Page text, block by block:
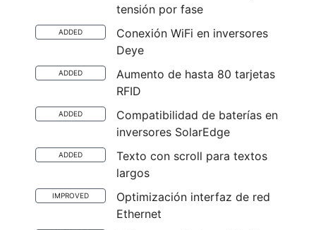
tensión por fase
ADDED
Conexión WiFi en inversores
Deye
ADDED
Aumento de hasta 80 tarjetas
RFID
ADDED
Compatibilidad de baterías en
inversores SolarEdge
ADDED
Texto con scroll para textos
largos
IMPROVED
Optimización interfaz de red
Ethernet